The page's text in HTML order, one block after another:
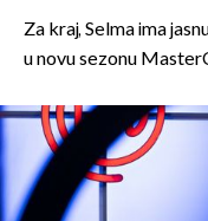
Za kraj, Selma ima
u novu sezonu